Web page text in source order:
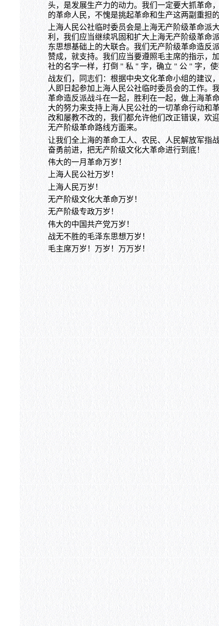
头，是发展生产力的动力。我们一定要大抓革命
的革命人民，不愧是挑起革命和生产这两副重担
上海人民公社临时委员会是上海无产阶级革命
利，我们应当继续巩固和扩大上海无产阶级革命
东思想基础上的大联合。我们无产阶级革命造反
赞成，就支持。我们应当要遵照毛主席的指示，
社的名字一样，打倒 " 私 " 字，确立 " 公 " 字，
战友们，同志们：根据中央文化革命小组的建议
人即日起参加上海人民公社临时委员会的工作。
革命造反派战斗在一起，胜利在一起，做上海革
大的努力来支持上海人民公社的一切革命行动和
改和屡教不改的，我们都允许他们改正错误，欢
无产阶级革命路线方面来。
让我们全上海的革命工人、农民、人民解放军指
奋勇前进，把无产阶级文化大革命进行到底！
伟大的一月革命万岁！
上海人民公社万岁！
上海人民万岁！
无产阶级文化大革命万岁！
无产阶级专政万岁！
伟大的中国共产党万岁！
战无不胜的毛泽东思想万岁！
毛主席万岁！万岁！万万岁！